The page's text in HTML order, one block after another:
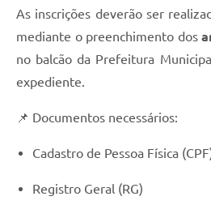
As inscrições deverão ser
mediante o preenchimento dos
no balcão da Prefeitura
expediente.
📌 Documentos necessários:
Cadastro de Pessoa Física
Registro Geral (RG)